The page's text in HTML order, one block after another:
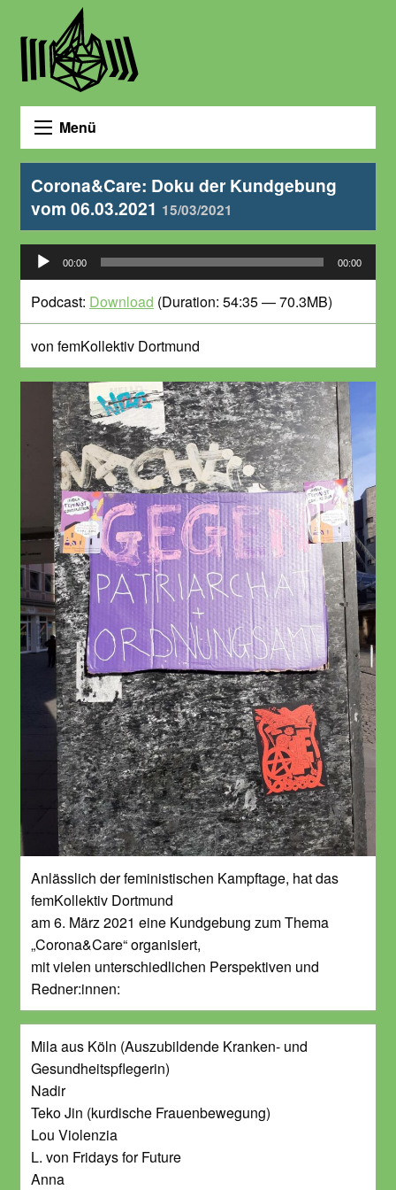
Menü
Corona&Care: Doku der Kundgebung
vom 06.03.2021 15/03/2021
Audio-
Player
00:00 00:00
Podcast: Download (Duration: 54:35 — 70.3MB)
von femKollektiv Dortmund
Anlässlich der feministischen Kampftage, hat das
femKollektiv Dortmund
am 6. März 2021 eine Kundgebung zum Thema
„Corona&Care“ organisiert,
mit vielen unterschiedlichen Perspektiven und
Redner:innen:
Mila aus Köln (Auszubildende Kranken- und
Gesundheitspflegerin)
Nadir
Teko Jin (kurdische Frauenbewegung)
Lou Violenzia
L. von Fridays for Future
Anna